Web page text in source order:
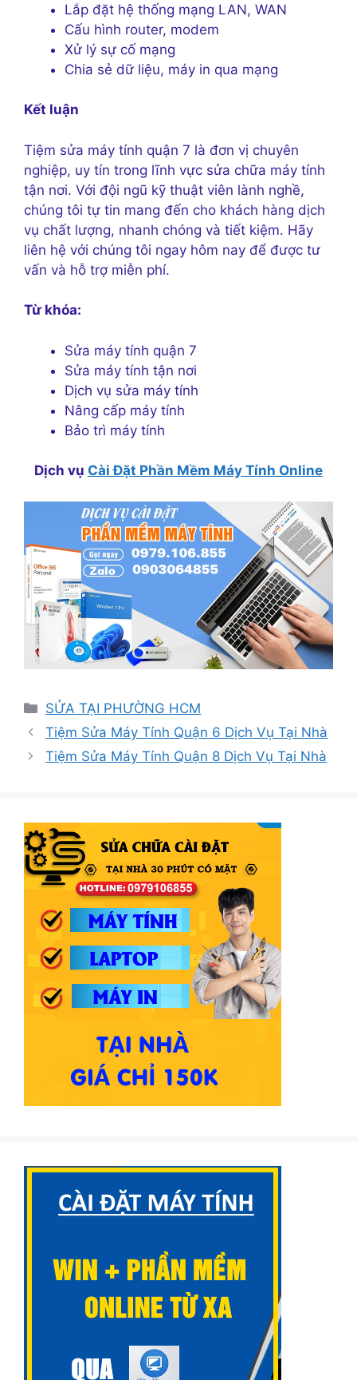
Lắp đặt hệ thống mạng LAN, WAN
Cấu hình router, modem
Xử lý sự cố mạng
Chia sẻ dữ liệu, máy in qua mạng
Kết luận
Tiệm sửa máy tính quận 7 là đơn vị chuyên
nghiệp, uy tín trong lĩnh vực sửa chữa máy tính
tận nơi. Với đội ngũ kỹ thuật viên lành nghề,
chúng tôi tự tin mang đến cho khách hàng dịch
vụ chất lượng, nhanh chóng và tiết kiệm. Hãy
liên hệ với chúng tôi ngay hôm nay để được tư
vấn và hỗ trợ miễn phí.
Từ khóa:
Sửa máy tính quận 7
Sửa máy tính tận nơi
Dịch vụ sửa máy tính
Nâng cấp máy tính
Bảo trì máy tính
Dịch vụ Cài Đặt Phần Mềm Máy Tính Online
Danh
mục
SỬA TẠI PHƯỜNG HCM
Tiệm Sửa Máy Tính Quận 6 Dịch Vụ Tại Nhà
Tiệm Sửa Máy Tính Quận 8 Dịch Vụ Tại Nhà